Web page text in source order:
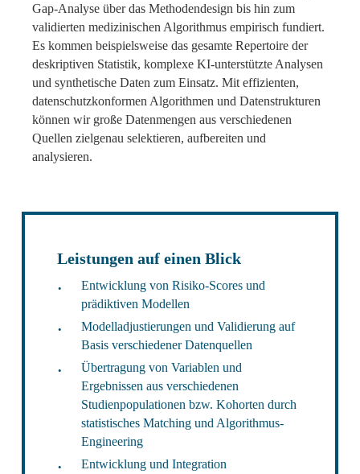
Gap-Analyse über das Methodendesign bis hin zum
validierten medizinischen Algorithmus empirisch fundiert.
Es kommen beispielsweise das gesamte Repertoire der
deskriptiven Statistik, komplexe KI-unterstützte Analysen
und synthetische Daten zum Einsatz. Mit effizienten,
datenschutzkonformen Algorithmen und Datenstrukturen
können wir große Datenmengen aus verschiedenen
Quellen zielgenau selektieren, aufbereiten und
analysieren.
Leistungen auf einen Blick
Entwicklung von Risiko-Scores und
prädiktiven Modellen
Modelladjustierungen und Validierung auf
Basis verschiedener Datenquellen
Übertragung von Variablen und
Ergebnissen aus verschiedenen
Studienpopulationen bzw. Kohorten durch
statistisches Matching und Algorithmus-
Engineering
Entwicklung und Integration